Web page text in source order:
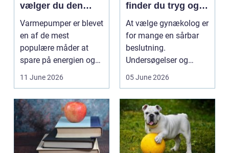
vælger du den
rigtige løsning
Varmepumper er blevet
en af de mest
populære måder at
spare på energien og
få et bedre indeklima
11 June 2026
finder du tryg og
professionel hjælp
At vælge gynækolog er
for mange en sårbar
beslutning.
Undersøgelser og
behandlinger foregår i
05 June 2026